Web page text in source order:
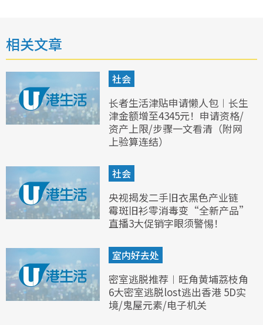
相关文章
社会
长者生活津贴申请懒人包︱长生
津金额增至4345元！申请资格/
资产上限/步骤一文看清（附网
上验算连结）
社会
央视揭发二手旧衣黑色产业链
霉斑旧衫零消毒变“全新产品”
直播3大促销字眼须警惕！
室内好去处
密室逃脱推荐︱旺角黄埔荔枝角
6大密室逃脱lost逃出香港 5D实
境/鬼屋元素/电子机关